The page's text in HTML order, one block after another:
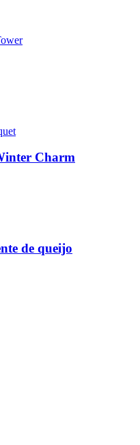
Charm
de queijo